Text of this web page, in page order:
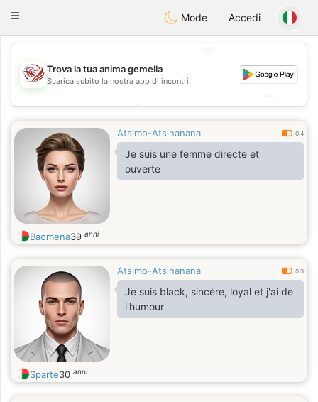
StatesDating
Toggle
Mode Accedi
💖
💕
Trova la tua anima gemella
Scarica subito la nostra app di incontri!
Atsimo-Atsinanana 0.4
Je suis une femme directe et
ouverte
Baomena39 anni
Atsimo-Atsinanana 0.3
Je suis black, sincère, loyal et j'ai de
l'humour
Sparte30 anni